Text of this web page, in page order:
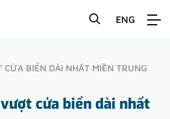
ENG
CỬA BIỂN DÀI NHẤT MIỀN TRUNG
cửa biển dài nhất